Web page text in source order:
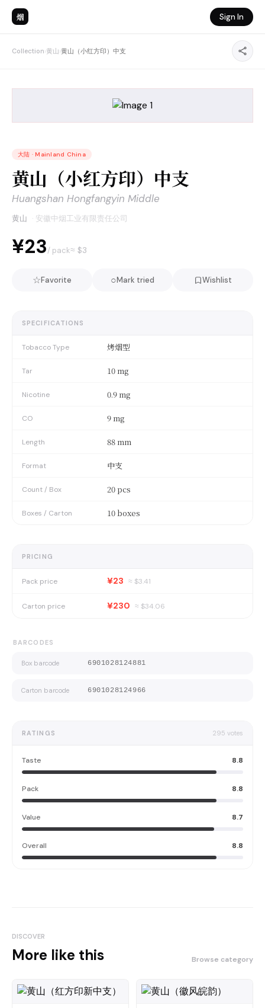
烟 Sign In
Collection›黄山›黄山（小红方印）中支
大陆 · Mainland China
黄山（小红方印）中支
Huangshan Hongfangyin Middle
黄山 · 安徽中烟工业有限责任公司
¥23/ pack≈ $3
☆Favorite ○Mark tried Wishlist
SPECIFICATIONS
Tobacco Type 烤烟型
Tar 10 mg
Nicotine 0.9 mg
CO 9 mg
Length 88 mm
Format 中支
Count / Box 20 pcs
Boxes / Carton 10 boxes
PRICING
Pack price ¥23 ≈ $3.41
Carton price ¥230 ≈ $34.06
BARCODES
Box barcode 6901028124881
Carton barcode 6901028124966
RATINGS 295 votes
Taste 8.8
Pack 8.8
Value 8.7
Overall 8.8
DISCOVER
More like this Browse category